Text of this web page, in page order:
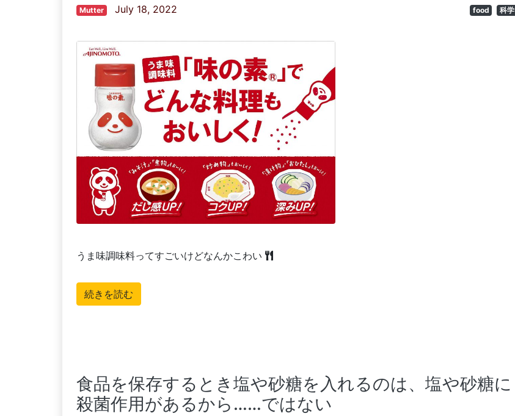
Mutter July 18, 2022 food 科学
うま味調味料ってすごいけどなんかこわい
続きを読む
食品を保存するとき塩や砂糖を入れるのは、塩や砂糖に
殺菌作用があるから……ではない